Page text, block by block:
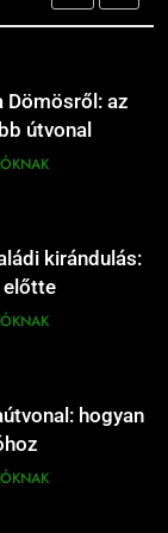
Dömösről: az
útvonal
kirándulás:
előtte
hogyan